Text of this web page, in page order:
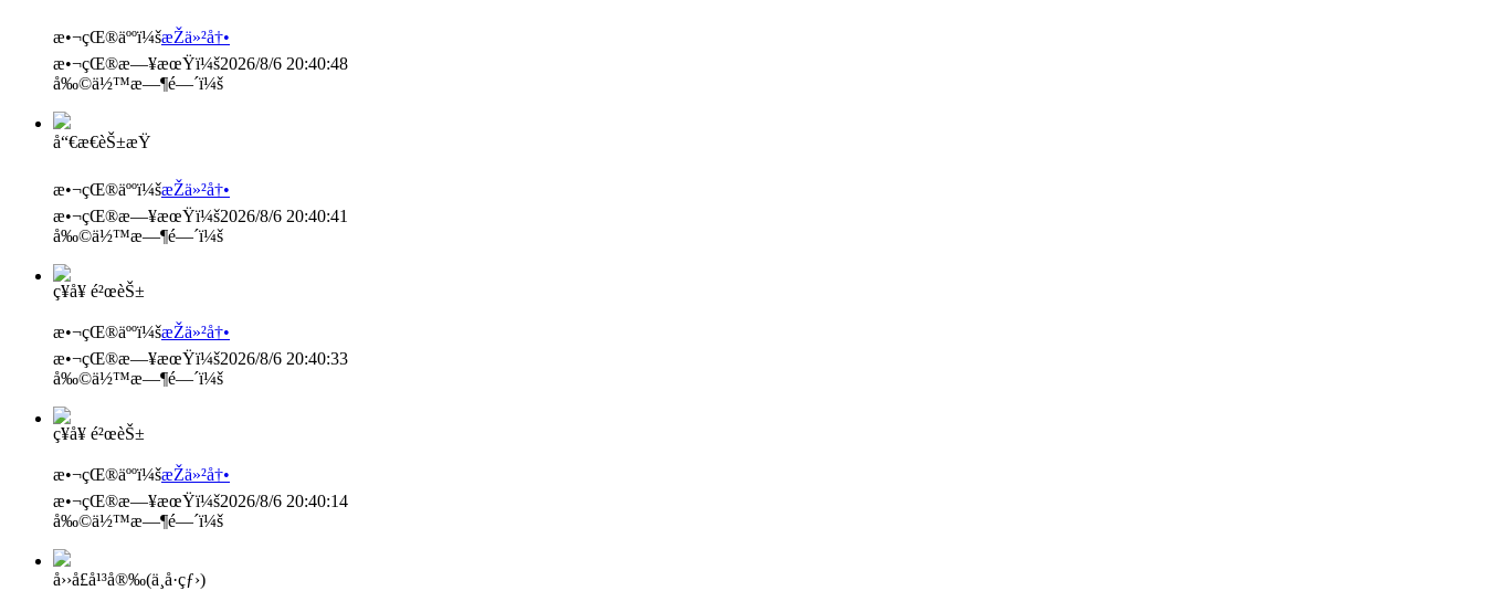
æ•¬çŒ®äººï¼šæŽä»²å†•
æ•¬çŒ®æ—¥æœŸï¼š2026/8/6 20:40:48
å‰©ä½™æ—¶é—´ï¼š
å“€æ€èŠ±æŸ
æ•¬çŒ®äººï¼šæŽä»²å†•
æ•¬çŒ®æ—¥æœŸï¼š2026/8/6 20:40:41
å‰©ä½™æ—¶é—´ï¼š
ç¥­å¥ é²œèŠ±
æ•¬çŒ®äººï¼šæŽä»²å†•
æ•¬çŒ®æ—¥æœŸï¼š2026/8/6 20:40:33
å‰©ä½™æ—¶é—´ï¼š
ç¥­å¥ é²œèŠ±
æ•¬çŒ®äººï¼šæŽä»²å†•
æ•¬çŒ®æ—¥æœŸï¼š2026/8/6 20:40:14
å‰©ä½™æ—¶é—´ï¼š
å››å­£å¹³å®‰(ä¸­å·çƒ›)